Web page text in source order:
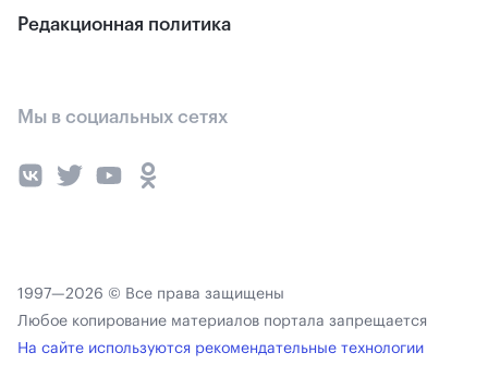
Редакционная политика
Мы в социальных сетях
1997—2026 © Все права защищены
Любое копирование материалов портала запрещается
На сайте используются рекомендательные технологии